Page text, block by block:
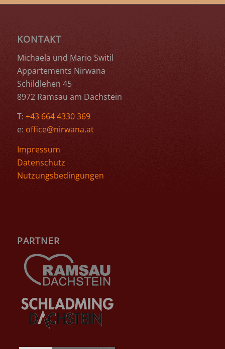
KONTAKT
Michaela und Mario Switil
Appartements Nirwana
Schildlehen 45
8972 Ramsau am Dachstein
T: +43 664 4330 369
e: office@nirwana.at
Impressum
Datenschutz
Nutzungsbedingungen
PARTNER